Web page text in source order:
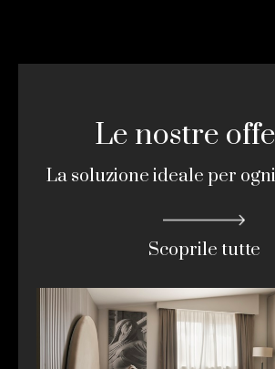
Le nostre
La soluzione ideale per
Scoprile tutte